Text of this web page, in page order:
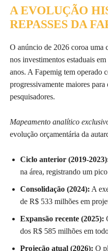
A EVOLUÇÃO
REPASSES DA
O anúncio de 2026 coroa uma
nos investimentos estaduais
anos. A Fapemig tem operado
progressivamente maiores
pesquisadores.
Mapeamento analítico
evolução orçamentária da
Ciclo anterior (2019-
na área, registrando um
Consolidação (2024): A
de R$ 533 milhões em
Expansão recente (2025):
dos R$ 585 milhões em
Projeção atual (2026): O